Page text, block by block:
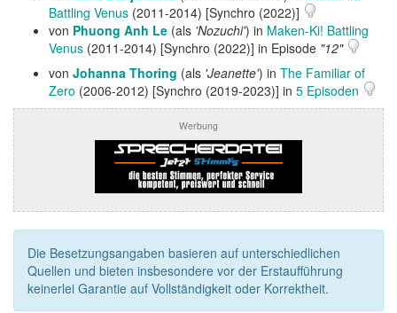
Battling Venus (2011-2014) [Synchro (2022)]
von Phuong Anh Le (als 'Nozuchi') in Maken-Ki! Battling
Venus (2011-2014) [Synchro (2022)] in Episode "12"
von Johanna Thoring (als 'Jeanette') in The Familiar of
Zero (2006-2012) [Synchro (2019-2023)] in 5 Episoden
Werbung
Die Besetzungsangaben basieren auf unterschiedlichen
Quellen und bieten insbesondere vor der Erstaufführung
keinerlei Garantie auf Vollständigkeit oder Korrektheit.